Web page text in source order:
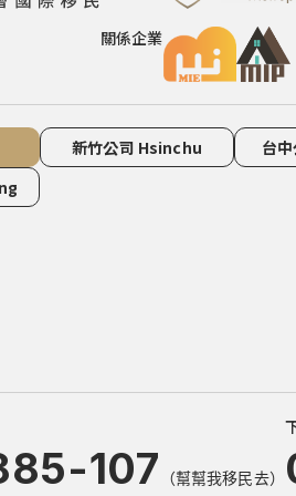
關係企業
新竹公司 Hsinchu
台
107 （幫幫我移民去）